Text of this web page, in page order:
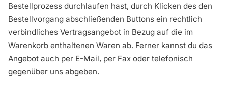
Bestellprozess durchlaufen hast, durch Klicken des den
Bestellvorgang abschließenden Buttons ein rechtlich
verbindliches Vertragsangebot in Bezug auf die im
Warenkorb enthaltenen Waren ab. Ferner kannst du das
Angebot auch per E-Mail, per Fax oder telefonisch
gegenüber uns abgeben.